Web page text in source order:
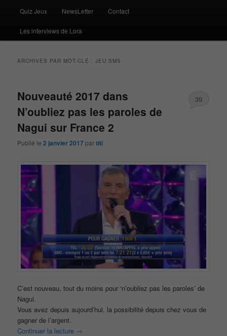
Quiz Jeux NewsLetter Contact
Les interviews de Lora
ARCHIVES PAR MOT-CLÉ :JEU SMS
Nouveauté 2017 dans
N’oubliez pas les paroles de
Nagui sur France 2
Publié le2 janvier 2017 partiti
39
C’est nouveau, tout du moins pour ‘n’oubliez pas les paroles’ de
Nagui.
Vous avez depuis aujourd’hui, la possibilité depuis chez vous de
gagner de l’argent.
Continuer la lecture →